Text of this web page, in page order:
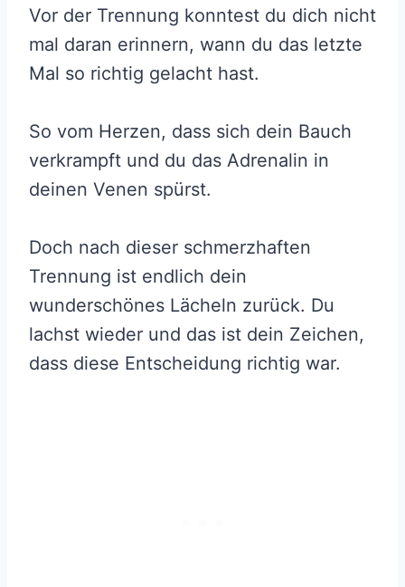
Vor der Trennung konntest du dich nicht
mal daran erinnern, wann du das letzte
Mal so richtig gelacht hast.
So vom Herzen, dass sich dein Bauch
verkrampft und du das Adrenalin in
deinen Venen spürst.
Doch nach dieser schmerzhaften
Trennung ist endlich dein
wunderschönes Lächeln zurück. Du
lachst wieder und das ist dein Zeichen,
dass diese Entscheidung richtig war.